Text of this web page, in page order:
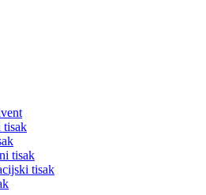
tisak
tisak
tisak